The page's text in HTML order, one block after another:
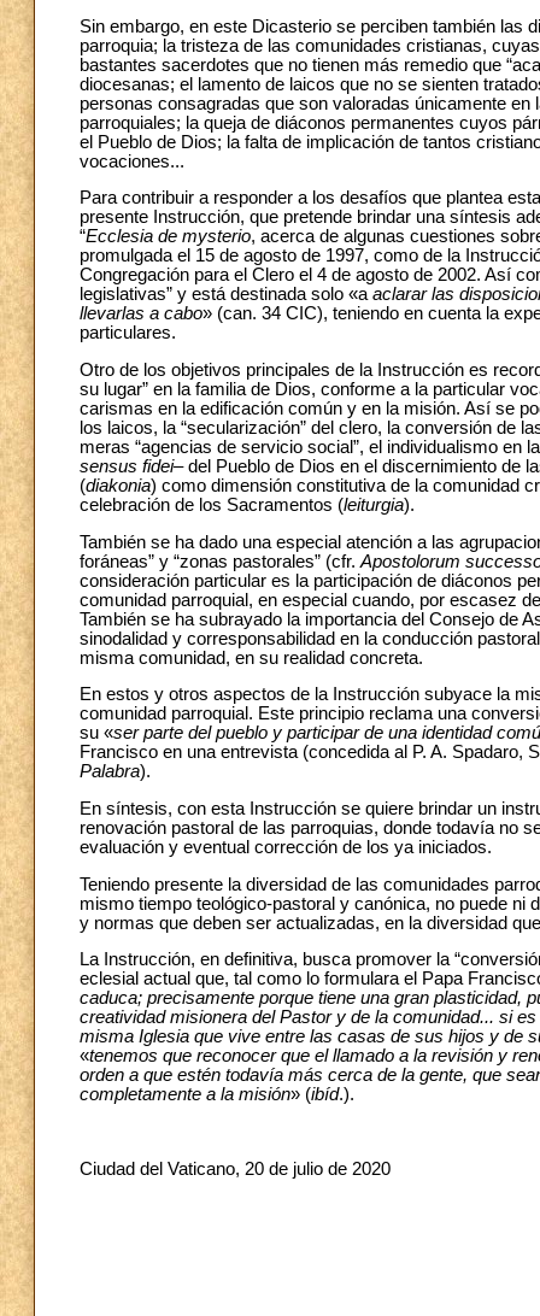
Sin embargo, en este Dicasterio se perciben también las
parroquia; la tristeza de las comunidades cristianas,
bastantes sacerdotes que no tienen más remedio que
diocesanas; el lamento de laicos que no se sienten
personas consagradas que son valoradas únicamente
parroquiales; la queja de diáconos permanentes cuyos
el Pueblo de Dios; la falta de implicación de tantos
vocaciones...
Para contribuir a responder a los desafíos que plantea
presente Instrucción, que pretende brindar una síntesis
“Ecclesia de mysterio, acerca de algunas cuestiones
promulgada el 15 de agosto de 1997, como de la
Congregación para el Clero el 4 de agosto de 2002. Así
legislativas” y está destinada solo «aaclarar las
llevarlas a cabo» (can. 34 CIC), teniendo en cuenta la
particulares.
Otro de los objetivos principales de la Instrucción es
su lugar” en la familia de Dios, conforme a la particular
carismas en la edificación común y en la misión. Así se
los laicos, la “secularización” del clero, la conversión de
meras “agencias de servicio social”, el individualismo en
sensus fidei–del Pueblo de Dios en el discernimiento de
(diakonia) como dimensión constitutiva de la comunidad
celebración de los Sacramentos (leiturgia).
También se ha dado una especial atención a las
foráneas” y “zonas pastorales” (cfr. Apostolorum
consideración particular es la participación de diáconos
comunidad parroquial, en especial cuando, por escasez
También se ha subrayado la importancia del Consejo de
sinodalidad y corresponsabilidad en la conducción
misma comunidad, en su realidad concreta.
En estos y otros aspectos de la Instrucción subyace la
comunidad parroquial. Este principio reclama una
su «ser parte del pueblo y participar de una identidad
Francisco en una entrevista (concedida al P. A. Spadaro,
Palabra).
En síntesis, con esta Instrucción se quiere brindar un
renovación pastoral de las parroquias, donde todavía no
evaluación y eventual corrección de los ya iniciados.
Teniendo presente la diversidad de las comunidades
mismo tiempo teológico-pastoral y canónica, no puede
y normas que deben ser actualizadas, en la diversidad
La Instrucción, en definitiva, busca promover la
eclesial actual que, tal como lo formulara el Papa
caduca; precisamente porque tiene una gran plasticidad,
creatividad misionera del Pastor y de la comunidad... si
misma Iglesia que vive entre las casas de sus hijos y de
«tenemos que reconocer que el llamado a la revisión y
orden a que estén todavía más cerca de la gente, que
completamente a la misión» (ibíd.).
Ciudad del Vaticano, 20 de julio de 2020